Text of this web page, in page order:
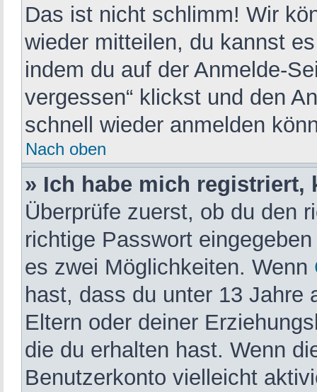
Das ist nicht schlimm! Wir
wieder mitteilen, du kannst
indem du auf der Anmelde-
vergessen“ klickst und den
schnell wieder anmelden
Nach oben
» Ich habe mich registriert,
Überprüfe zuerst, ob du den
richtige Passwort
es zwei Möglichkeiten. Wenn
hast, dass du unter 13 Jahre
Eltern oder deiner
die du erhalten hast. Wenn
Benutzerkonto vielleicht